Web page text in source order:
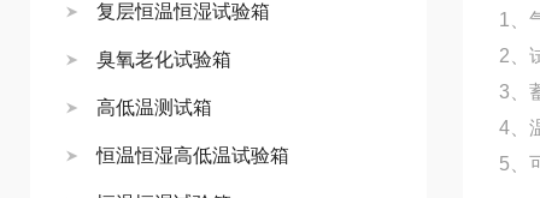
复层恒温恒湿试验箱
臭氧老化试验箱
高低温测试箱
恒温恒湿高低温试验箱
1、
2、
3、
4、
5、